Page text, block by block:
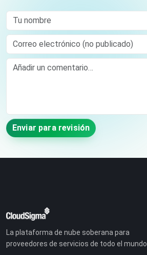
Tu nombre
Correo electrónico (no publicado)
Comment
Enviar para revisión
La plataforma de nube soberana para
proveedores de servicios de todo el mundo.